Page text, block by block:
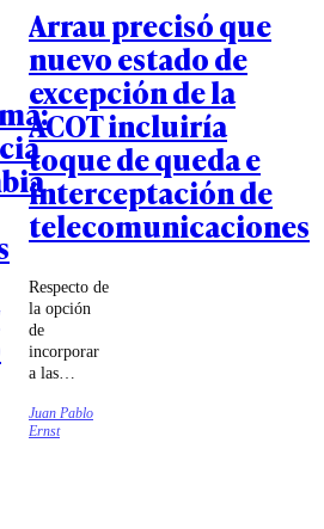
Arrau precisó que
nuevo estado de
excepción de la
ACOT incluiría
toque de queda e
interceptación de
telecomunicaciones
Respecto de
la opción
de
incorporar
a las
Armadas en
estas
Juan Pablo
Ernst